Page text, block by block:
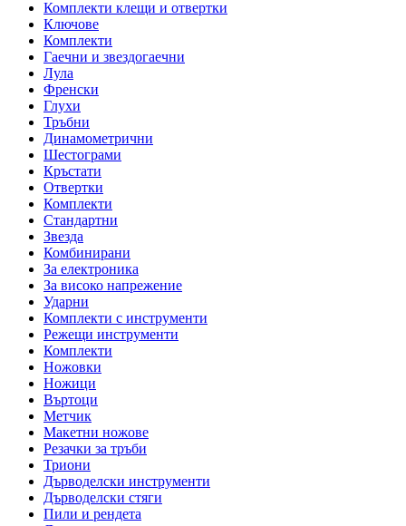
Комплекти клещи и отвертки
Ключове
Комплекти
Гаечни и звездогаечни
Лула
Френски
Глухи
Тръбни
Динамометрични
Шестограми
Кръстати
Отвертки
Комплекти
Стандартни
Звезда
Комбинирани
За електроника
За високо напрежение
Ударни
Комплекти с инструменти
Режещи инструменти
Комплекти
Ножовки
Ножици
Въртоци
Метчик
Макетни ножове
Резачки за тръби
Триони
Дърводелски инструменти
Дърводелски стяги
Пили и рендета